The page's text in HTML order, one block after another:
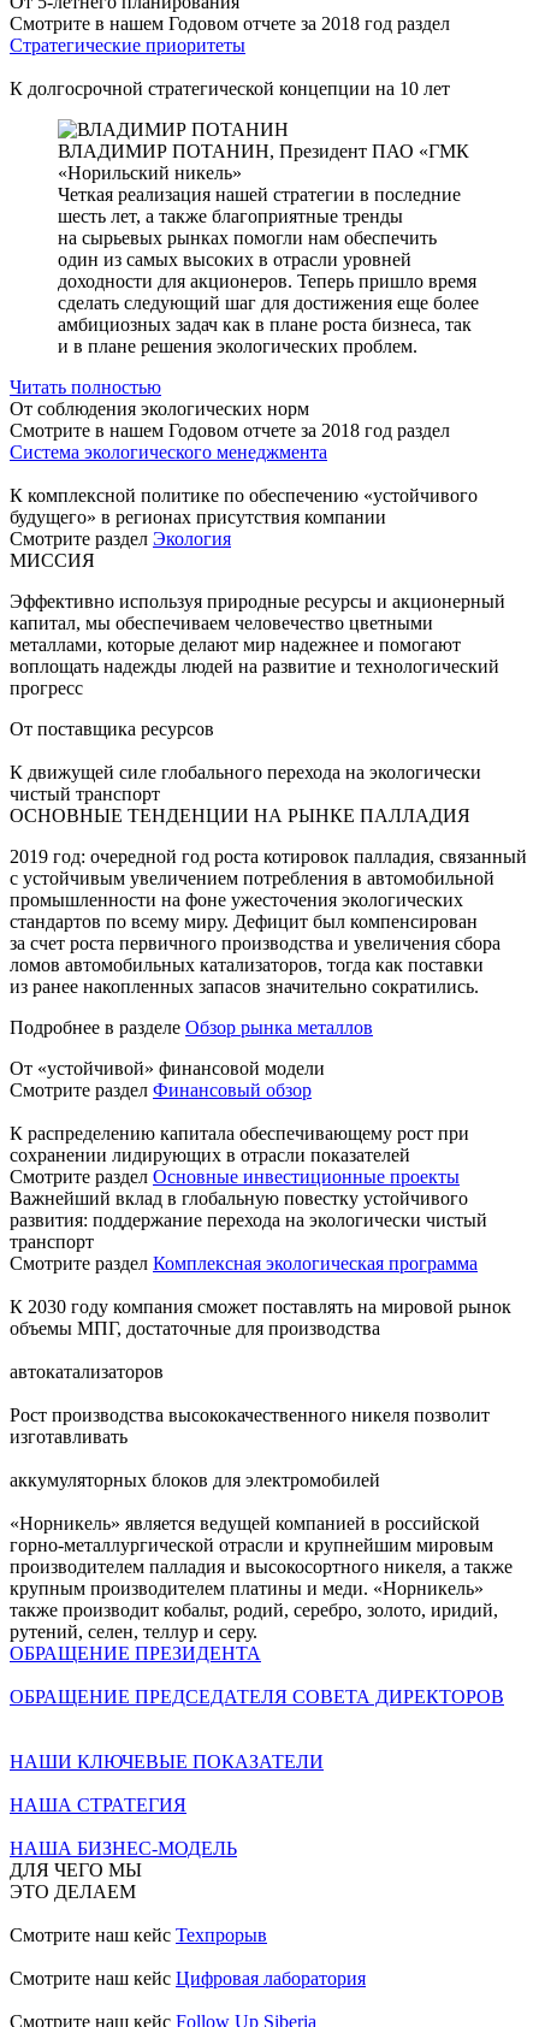
Смотрите в нашем Годовом отчете за 2018 год раздел
Стратегические приоритеты
К долгосрочной стратегической концепции на 10 лет
ВЛАДИМИР ПОТАНИН, Президент ПАО «ГМК
«Норильский никель»
Четкая реализация нашей стратегии в последние
шесть лет, а также благоприятные тренды
на сырьевых рынках помогли нам обеспечить
один из самых высоких в отрасли уровней
доходности для акционеров. Теперь пришло время
сделать следующий шаг для достижения еще более
амбициозных задач как в плане роста бизнеса, так
и в плане решения экологических проблем.
Читать полностью
От соблюдения экологических норм
Смотрите в нашем Годовом отчете за 2018 год раздел
Система экологического менеджмента
К комплексной политике по обеспечению «устойчивого
будущего» в регионах присутствия компании
Смотрите раздел Экология
МИССИЯ
Эффективно используя природные ресурсы и акционерный
капитал, мы обеспечиваем человечество цветными
металлами, которые делают мир надежнее и помогают
воплощать надежды людей на развитие и технологический
прогресс
От поставщика ресурсов
К движущей силе глобального перехода на экологически
чистый транспорт
ОСНОВНЫЕ ТЕНДЕНЦИИ НА РЫНКЕ ПАЛЛАДИЯ
2019 год: очередной год роста котировок палладия, связанный
с устойчивым увеличением потребления в автомобильной
промышленности на фоне ужесточения экологических
стандартов по всему миру. Дефицит был компенсирован
за счет роста первичного производства и увеличения сбора
ломов автомобильных катализаторов, тогда как поставки
из ранее накопленных запасов значительно сократились.
Подробнее в разделе Обзор рынка металлов
От «устойчивой» финансовой модели
Смотрите раздел Финансовый обзор
К распределению капитала обеспечивающему рост при
сохранении лидирующих в отрасли показателей
Смотрите раздел Основные инвестиционные проекты
Важнейший вклад в глобальную повестку устойчивого
развития: поддержание перехода на экологически чистый
транспорт
Смотрите раздел Комплексная экологическая программа
К 2030 году компания сможет поставлять на мировой рынок
объемы МПГ, достаточные для производства
автокатализаторов
Рост производства высококачественного никеля позволит
изготавливать
аккумуляторных блоков для электромобилей
«Норникель» является ведущей компанией в российской
горно-металлургической отрасли и крупнейшим мировым
производителем палладия и высокосортного никеля, а также
крупным производителем платины и меди. «Норникель»
также производит кобальт, родий, серебро, золото, иридий,
рутений, селен, теллур и серу.
ОБРАЩЕНИЕ ПРЕЗИДЕНТА
ОБРАЩЕНИЕ ПРЕДСЕДАТЕЛЯ СОВЕТА ДИРЕКТОРОВ
НАШИ КЛЮЧЕВЫЕ ПОКАЗАТЕЛИ
НАША СТРАТЕГИЯ
НАША БИЗНЕС-МОДЕЛЬ
ДЛЯ ЧЕГО МЫ
ЭТО ДЕЛАЕМ
Смотрите наш кейс Техпрорыв
Смотрите наш кейс Цифровая лаборатория
Смотрите наш кейс Follow Up Siberia